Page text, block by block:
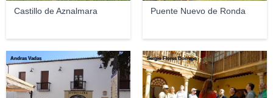
Castillo de Aznalmara Puente Nuevo de Ronda
Andras Vadas Sergio Flores Borrego